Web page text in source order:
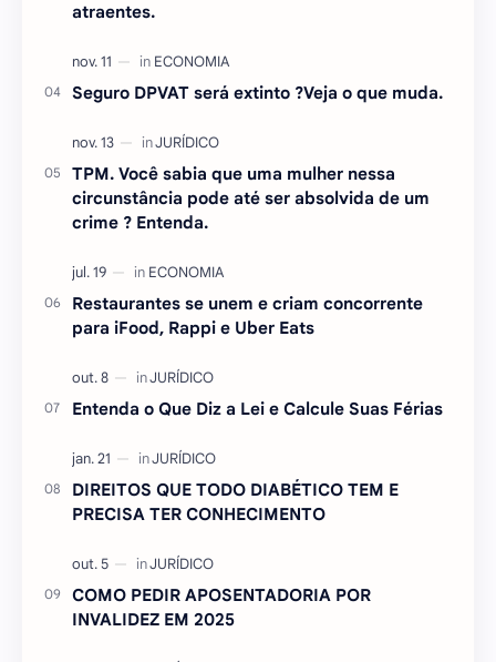
atraentes.
Seguro DPVAT será extinto ?Veja o que muda.
TPM. Você sabia que uma mulher nessa
circunstância pode até ser absolvida de um
crime ? Entenda.
Restaurantes se unem e criam concorrente
para iFood, Rappi e Uber Eats
Entenda o Que Diz a Lei e Calcule Suas Férias
DIREITOS QUE TODO DIABÉTICO TEM E
PRECISA TER CONHECIMENTO
COMO PEDIR APOSENTADORIA POR
INVALIDEZ EM 2025